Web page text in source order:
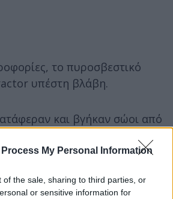
Process My Personal Information
of the sale, sharing to third parties, or
or sensitive information for
το πυροσβεστικό
υπέστη βλάβη.
και βγήκαν σώοι από
στην περιοχή τους